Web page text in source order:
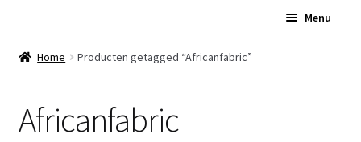
naar
de
Menu
HomeHome Producten getagged “Africanfabric”
Africanfabric